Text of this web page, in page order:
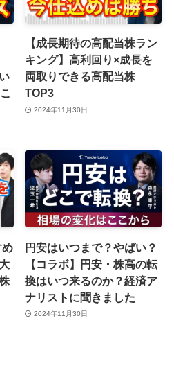
【成長期待の高配当株ラン
キング】高利回り×成長を
両取りできる高配当株
TOP3
2024年11月30日
円安はいつまで？やばい？
【コラボ】円安・株高の転
換はいつ来るのか？経済ア
ナリストに聞きました
2024年11月30日